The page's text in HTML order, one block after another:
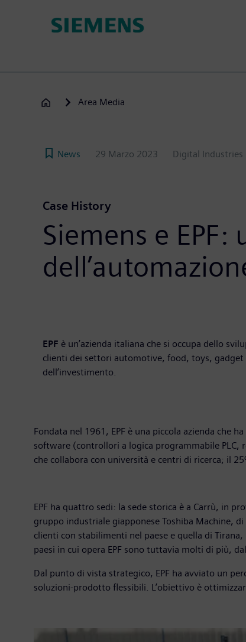
Area Media
News 29 Marzo 2023 Digital Industries
Case History
Siemens e
EPF è un’azienda italiana che si occupa dello
clienti dei settori automotive, food, toys,
dell’investimento.
Fondata nel 1961, EPF è una piccola azienda che
software (controllori a logica programmabile
che collabora con università e centri di ricerca; il
EPF ha quattro sedi: la sede storica è a Carrù, in
gruppo industriale giapponese Toshiba Machine,
clienti con stabilimenti nel paese e quella di
paesi in cui opera EPF sono tuttavia molti di più,
Dal punto di vista strategico, EPF ha avviato un
soluzioni-prodotto flessibili. L’obiettivo è